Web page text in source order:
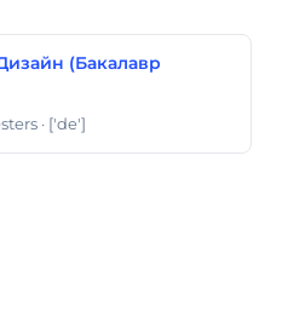
(Бакалавр
· ['de']